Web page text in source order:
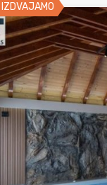
IZDVAJAMO